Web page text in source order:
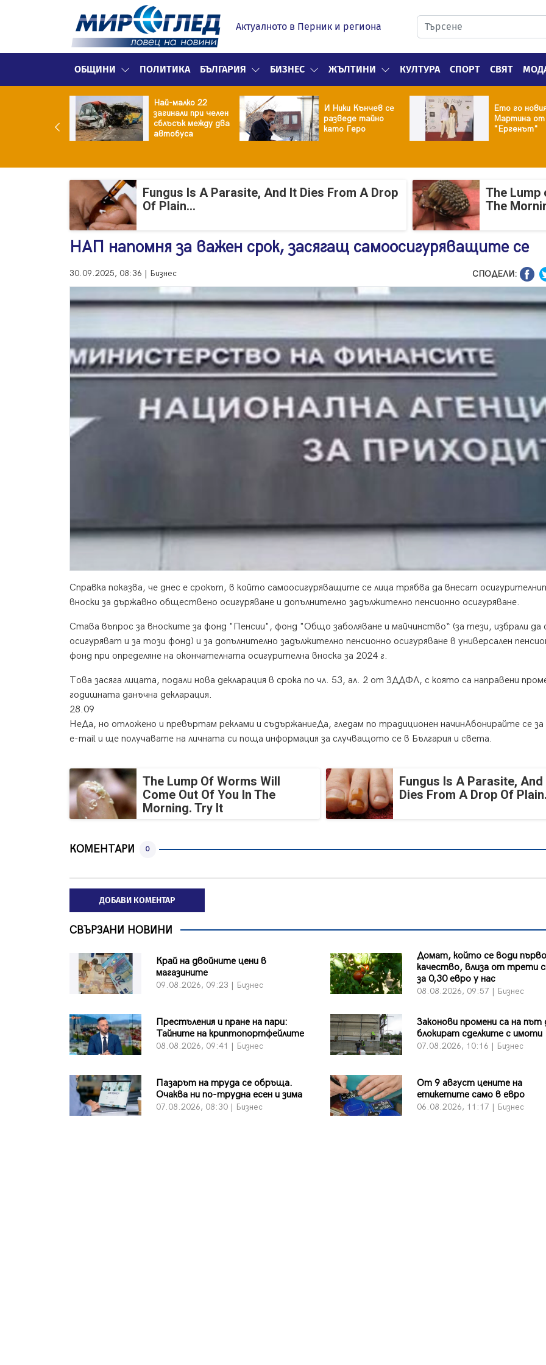
Актуалното в Перник и региона
ОБЩИНИ ПОЛИТИКА БЪЛГАРИЯ БИЗНЕС ЖЪЛТИНИ КУЛТУРА СПОРТ СВЯТ
Най-малко 22
загинали при челен
сблъсък между два
автобуса
И Ники Кънчев се
разведе тайно
като Геро
Ето го
Мартина от
"Ергенът"
Fungus Is A Parasite, And It Dies From A Drop
Of Plain...
The Lump
The
НАП напомня за важен срок, засягащ самоосигуряващите се
30.09.2025, 08:36 | Бизнес СПОДЕЛИ:
Справка показва, че днес е срокът, в който самоосигуряващите се лица трябва да внесат
вноски за държавно обществено осигуряване и допълнително задължително пенсионно осигуряване.
Става въпрос за вноските за фонд "Пенсии", фонд "Общо заболяване и майчинство“ (за тези, избрали да
осигуряват и за този фонд) и за допълнително задължително пенсионно осигуряване в универсален
фонд при определяне на окончателната осигурителна вноска за 2024 г.
Това засяга лицата, подали нова декларация в срока по чл. 53, ал. 2 от ЗДДФЛ, с която са направени
годишната данъчна декларация.
28.09
НеДа, но отложено и превъртам реклами и съдържаниеДа, гледам по традиционен начинАбонирайте се за
e-mail и ще получавате на личната си поща информация за случващото се в България и света.
The Lump Of Worms Will
Come Out Of You In The
Morning. Try It
Fungus Is A Parasite, And
Dies From A Drop Of
КОМЕНТАРИ 0
ДОБАВИ КОМЕНТАР
СВЪРЗАНИ НОВИНИ
Край на двойните цени в
магазините
09.08.2026, 09:23 | Бизнес
Домат, който се води първо
качество, влиза от трети
за 0,30 евро у нас
08.08.2026, 09:57 | Бизнес
Престъления и пране на пари:
Тайните на криптопортфейлите
08.08.2026, 09:41 | Бизнес
Законови промени са на път
блокират сделките с имоти
07.08.2026, 10:16 | Бизнес
Пазарът на труда се обръща.
Очаква ни по-трудна есен и зима
07.08.2026, 08:30 | Бизнес
От 9 август цените на
етикетите само в евро
06.08.2026, 11:17 | Бизнес